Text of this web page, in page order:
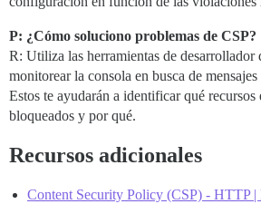
P: ¿Cómo soluciono problemas de CSP?
R: Utiliza las herramientas de desarrollador
monitorear la consola en busca de
Estos te ayudarán a identificar qué recursos
bloqueados y por qué.
Recursos adicionales
Content Security Policy (CSP) - HTTP